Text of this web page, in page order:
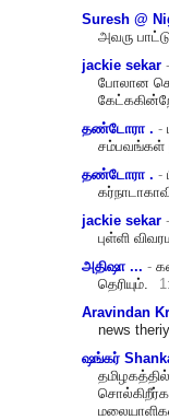
Suresh @
அவரு
jackie sekar -
போலான
தண்டோரா . -
சம்பவங்கள்
தண்டோரா . -
jackie sekar -
புள்ளி
அதிஷா ... -
தெரியும்.
Aravindan
news
ஷங்கர்